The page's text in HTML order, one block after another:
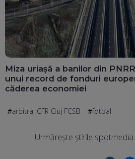
Miza uriașă a banilor din
unui record de fonduri
căderea economiei
arbitraj CFR Cluj FCSB fotbal
Urmărește știrile